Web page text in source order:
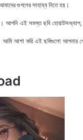
গুগলের সাহায্য নিতে হয়।
আপনি এই সমস্ত ছবি হোয়াটসঅ্যাপ,
আমি আশা করি এই ছবিগুলো আপনার